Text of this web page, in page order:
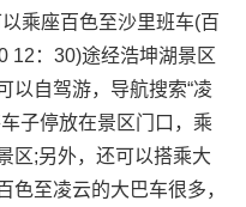
乘座百色至沙里班车(百
12：30)途经浩坤湖景区
以自驾游，导航搜索“凌
子停放在景区门口，乘
区;另外，还可以搭乘大
色至凌云的大巴车很多，